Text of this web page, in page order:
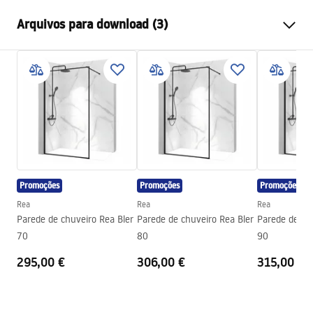
Materiais
Latão, ABS
Tipo de Bateria
Bicomando
Método de instalação
Exposto
Ajuste de altura
Sim
Altura mín.
1080mm
mm
Regulação de pressão
Sim
Sistema Anti-Calc
Technologia powłoki
Distância entre ligações
150mm
Arquivos para download (3)
Informações de segurança
Safety_Information_Shower_set.pdf
Condições de garantia
Warranty_Terms_and_Conditions_Faucets_-_5.pdf
Instruções de montagem
shower_set.pdf
Promoções
Rea
Parede de chuveiro Rea Bler
70
295,00 €
Promoções
Rea
Parede de chuveiro Rea Bler
80
306,00 €
Promoções
Rea
Parede de
90
315,00 €